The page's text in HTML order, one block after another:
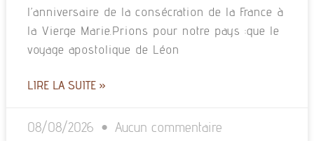
l’anniversaire de la consécration de la France à
la Vierge Marie.Prions pour notre pays :que le
voyage apostolique de Léon
LIRE LA SUITE »
08/08/2026 Aucun commentaire